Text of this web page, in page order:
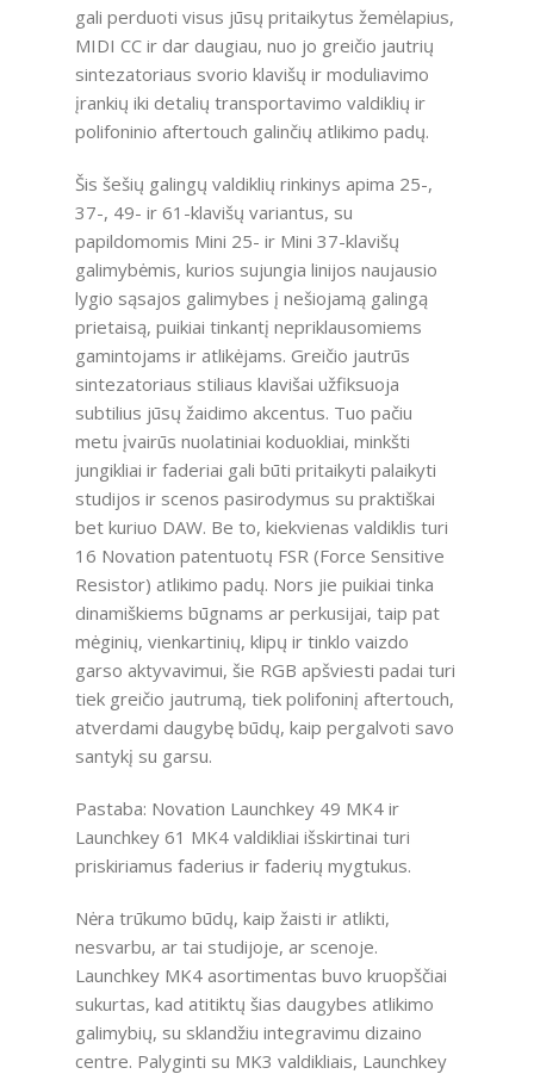
gali perduoti visus jūsų pritaikytus žemėlapius,
MIDI CC ir dar daugiau, nuo jo greičio jautrių
sintezatoriaus svorio klavišų ir moduliavimo
įrankių iki detalių transportavimo valdiklių ir
polifoninio aftertouch galinčių atlikimo padų.
Šis šešių galingų valdiklių rinkinys apima 25-,
37-, 49- ir 61-klavišų variantus, su
papildomomis Mini 25- ir Mini 37-klavišų
galimybėmis, kurios sujungia linijos naujausio
lygio sąsajos galimybes į nešiojamą galingą
prietaisą, puikiai tinkantį nepriklausomiems
gamintojams ir atlikėjams. Greičio jautrūs
sintezatoriaus stiliaus klavišai užfiksuoja
subtilius jūsų žaidimo akcentus. Tuo pačiu
metu įvairūs nuolatiniai koduokliai, minkšti
jungikliai ir faderiai gali būti pritaikyti palaikyti
studijos ir scenos pasirodymus su praktiškai
bet kuriuo DAW. Be to, kiekvienas valdiklis turi
16 Novation patentuotų FSR (Force Sensitive
Resistor) atlikimo padų. Nors jie puikiai tinka
dinamiškiems būgnams ar perkusijai, taip pat
mėginių, vienkartinių, klipų ir tinklo vaizdo
garso aktyvavimui, šie RGB apšviesti padai turi
tiek greičio jautrumą, tiek polifoninį aftertouch,
atverdami daugybę būdų, kaip pergalvoti savo
santykį su garsu.
Pastaba: Novation Launchkey 49 MK4 ir
Launchkey 61 MK4 valdikliai išskirtinai turi
priskiriamus faderius ir faderių mygtukus.
Nėra trūkumo būdų, kaip žaisti ir atlikti,
nesvarbu, ar tai studijoje, ar scenoje.
Launchkey MK4 asortimentas buvo kruopščiai
sukurtas, kad atitiktų šias daugybes atlikimo
galimybių, su sklandžiu integravimu dizaino
centre. Palyginti su MK3 valdikliais, Launchkey